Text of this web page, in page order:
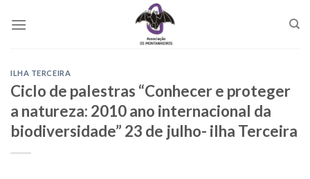
ILHA TERCEIRA
Ciclo de palestras “Conhecer e proteger
a natureza: 2010 ano internacional da
biodiversidade” 23 de julho- ilha Terceira